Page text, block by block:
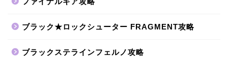
ブラック★ロックシューター FRAGMENT攻略
ブラックステラインフェルノ攻略